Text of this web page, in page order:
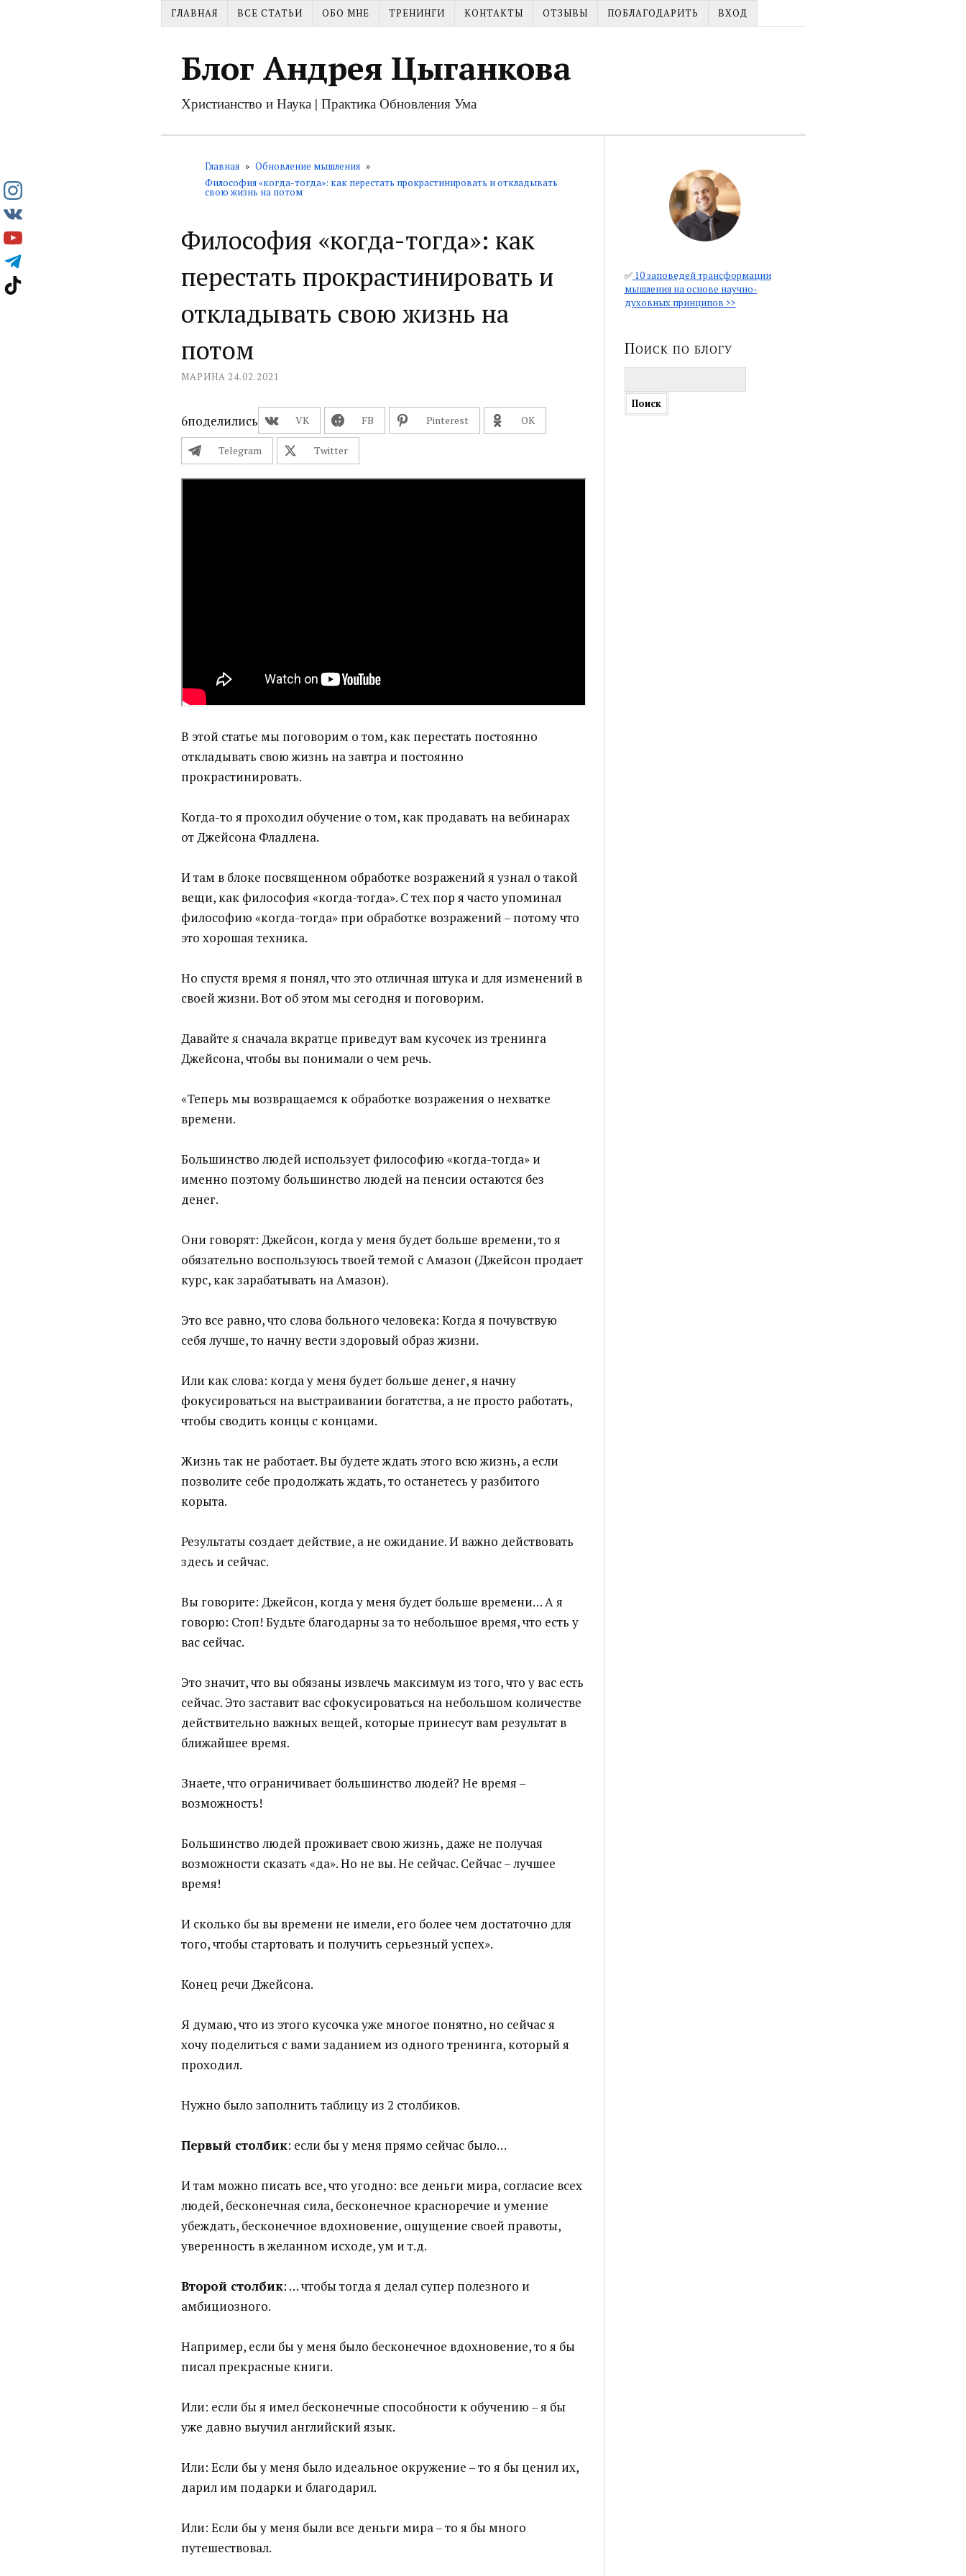
ГЛАВНАЯ ВСЕ СТАТЬИ ОБО МНЕ ТРЕНИНГИ КОНТАКТЫ ОТЗЫВЫ ПОБЛАГОДАРИТЬ ВХОД
Блог Андрея Цыганкова
Христианство и Наука | Практика Обновления Ума
Главная » Обновление мышления »
Философия «когда-тогда»: как перестать прокрастинировать и откладывать
свою жизнь на потом
Философия «когда-тогда»: как
перестать прокрастинировать и
откладывать свою жизнь на
потом
МАРИНА 24.02.2021
6поделились VK FВ Pinterest OК
Telegram Twitter
В этой статье мы поговорим о том, как перестать постоянно
откладывать свою жизнь на завтра и постоянно
прокрастинировать.
Когда-то я проходил обучение о том, как продавать на вебинарах
от Джейсона Фладлена.
И там в блоке посвященном обработке возражений я узнал о такой
вещи, как философия «когда-тогда». С тех пор я часто упоминал
философию «когда-тогда» при обработке возражений – потому что
это хорошая техника.
Но спустя время я понял, что это отличная штука и для изменений в
своей жизни. Вот об этом мы сегодня и поговорим.
Давайте я сначала вкратце приведут вам кусочек из тренинга
Джейсона, чтобы вы понимали о чем речь.
«Теперь мы возвращаемся к обработке возражения о нехватке
времени.
Большинство людей использует философию «когда-тогда» и
именно поэтому большинство людей на пенсии остаются без
денег.
Они говорят: Джейсон, когда у меня будет больше времени, то я
обязательно воспользуюсь твоей темой с Амазон (Джейсон продает
курс, как зарабатывать на Амазон).
Это все равно, что слова больного человека: Когда я почувствую
себя лучше, то начну вести здоровый образ жизни.
Или как слова: когда у меня будет больше денег, я начну
фокусироваться на выстраивании богатства, а не просто работать,
чтобы сводить концы с концами.
Жизнь так не работает. Вы будете ждать этого всю жизнь, а если
позволите себе продолжать ждать, то останетесь у разбитого
корыта.
Результаты создает действие, а не ожидание. И важно действовать
здесь и сейчас.
Вы говорите: Джейсон, когда у меня будет больше времени… А я
говорю: Стоп! Будьте благодарны за то небольшое время, что есть у
вас сейчас.
Это значит, что вы обязаны извлечь максимум из того, что у вас есть
сейчас. Это заставит вас сфокусироваться на небольшом количестве
действительно важных вещей, которые принесут вам результат в
ближайшее время.
Знаете, что ограничивает большинство людей? Не время –
возможность!
Большинство людей проживает свою жизнь, даже не получая
возможности сказать «да». Но не вы. Не сейчас. Сейчас – лучшее
время!
И сколько бы вы времени не имели, его более чем достаточно для
того, чтобы стартовать и получить серьезный успех».
Конец речи Джейсона.
Я думаю, что из этого кусочка уже многое понятно, но сейчас я
хочу поделиться с вами заданием из одного тренинга, который я
проходил.
Нужно было заполнить таблицу из 2 столбиков.
Первый столбик: если бы у меня прямо сейчас было…
И там можно писать все, что угодно: все деньги мира, согласие всех
людей, бесконечная сила, бесконечное красноречие и умение
убеждать, бесконечное вдохновение, ощущение своей правоты,
уверенность в желанном исходе, ум и т.д.
Второй столбик: … чтобы тогда я делал супер полезного и
амбициозного.
Например, если бы у меня было бесконечное вдохновение, то я бы
писал прекрасные книги.
Или: если бы я имел бесконечные способности к обучению – я бы
уже давно выучил английский язык.
Или: Если бы у меня было идеальное окружение – то я бы ценил их,
дарил им подарки и благодарил.
Или: Если бы у меня были все деньги мира – то я бы много
путешествовал.
✅10 заповедей трансформации
мышления на основе научно-
духовных принципов >>
Поиск по блогу